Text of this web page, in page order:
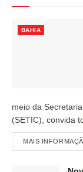
BAHIA
meio da
(SETIC), convida
MAIS